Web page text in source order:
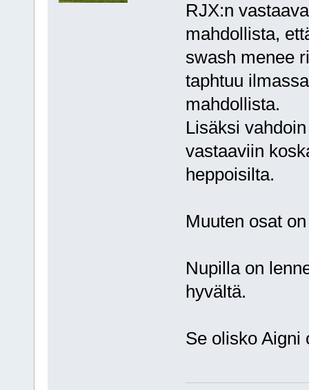
RJX:n
mahdollista,
swash menee
taphtuu
mahdollista.
Lisäksi
vastaaviin
heppoisilta.
Muuten osat
Nupilla on
hyvältä.
Se olisko